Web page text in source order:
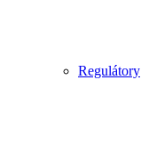
Regulátory